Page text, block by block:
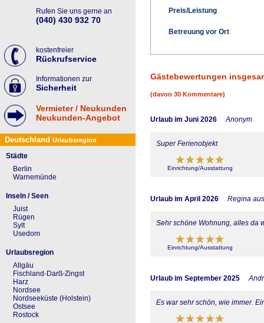
Preis/Leistung
Betreuung vor Ort
Gästebewertungen
(davon 30 Kommentare)
Urlaub im Juni 2026 Anonym
Super Ferienobjekt
Einrichtung/Ausstattung
Urlaub im April 2026 Regina
Sehr schöne Wohnung, alles da
Einrichtung/Ausstattung
Urlaub im September 2025
Es war sehr schön, wie immer.
Rufen Sie uns gerne an
(040) 430 932 70
kostenfreier
Rückrufservice
Informationen zur
Sicherheit
Vermieter / Neukunden
Neukunden-Angebot
Deutschland Urlaubsregion
Städte
Berlin
Warnemünde
Inseln / Seen
Juist
Rügen
Sylt
Usedom
Urlaubsregion
Allgäu
Fischland-Darß-Zingst
Harz
Nordsee
Nordseeküste (Holstein)
Ostsee
Rostock